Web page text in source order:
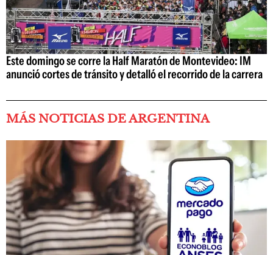
Este domingo se corre la Half Maratón de Montevideo: IM
anunció cortes de tránsito y detalló el recorrido de la carrera
MÁS NOTICIAS DE ARGENTINA